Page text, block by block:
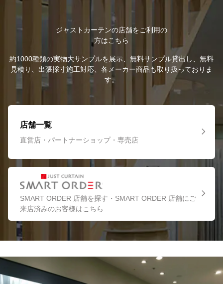
ジャストカーテンの店舗をご利用の
方はこちら
約1000種類の実物大サンプルを展示、無料サンプル貸出し、無料
見積り、出張採寸施工対応、各メーカー商品も取り扱っておりま
す。
店舗一覧
直営店・パートナーショップ・専売店
SMART ORDER 店舗を探す・SMART ORDER 店舗にご
来店済みのお客様はこちら